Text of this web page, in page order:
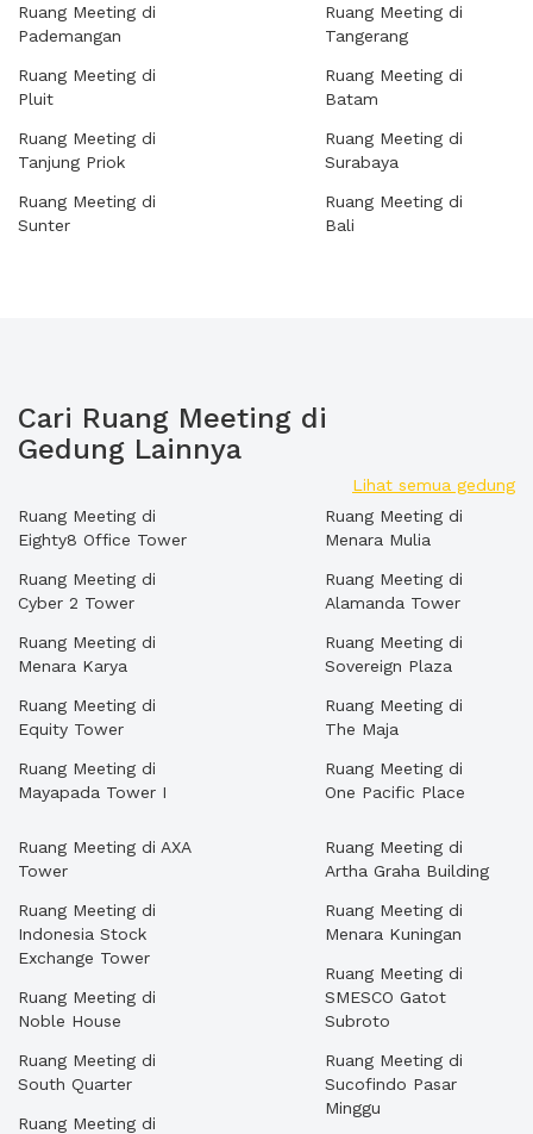
Ruang Meeting di
Pademangan
Ruang Meeting di
Pluit
Ruang Meeting di
Tanjung Priok
Ruang Meeting di
Sunter
Ruang Meeting di
Tangerang
Ruang Meeting di
Batam
Ruang Meeting di
Surabaya
Ruang Meeting di
Bali
Cari Ruang Meeting di
Gedung Lainnya
Lihat semua gedung
Ruang Meeting di
Eighty8 Office Tower
Ruang Meeting di
Cyber 2 Tower
Ruang Meeting di
Menara Karya
Ruang Meeting di
Equity Tower
Ruang Meeting di
Mayapada Tower I
Ruang Meeting di
Menara Mulia
Ruang Meeting di
Alamanda Tower
Ruang Meeting di
Sovereign Plaza
Ruang Meeting di
The Maja
Ruang Meeting di
One Pacific Place
Ruang Meeting di AXA
Tower
Ruang Meeting di
Indonesia Stock
Exchange Tower
Ruang Meeting di
Noble House
Ruang Meeting di
South Quarter
Ruang Meeting di
Ruang Meeting di
Artha Graha Building
Ruang Meeting di
Menara Kuningan
Ruang Meeting di
SMESCO Gatot
Subroto
Ruang Meeting di
Sucofindo Pasar
Minggu